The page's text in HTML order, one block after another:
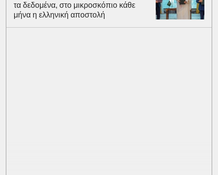
τα δεδομένα, στο μικροσκόπιο κάθε
μήνα η ελληνική αποστολή